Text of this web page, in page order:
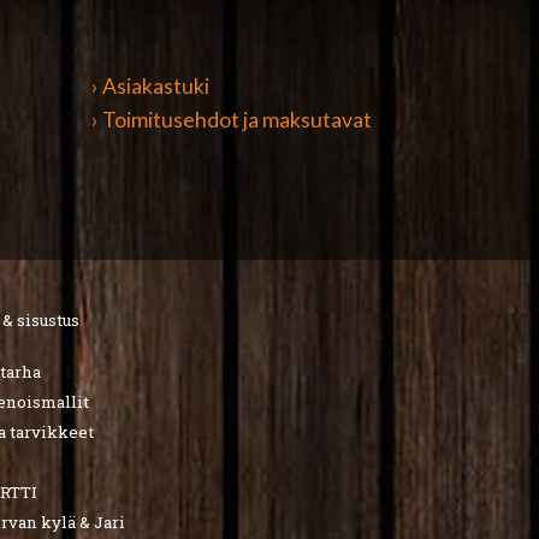
› Asiakastuki
› Toimitusehdot ja maksutavat
sisustus
tarvikkeet
kylä & Jari